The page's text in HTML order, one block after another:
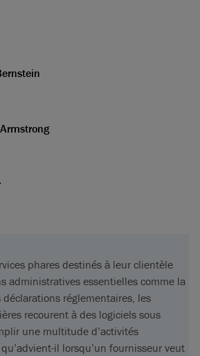
phares destinés à leur clientèle
administratives essentielles comme la
réglementaires, les
recourent à des logiciels sous
une multitude d’activités
il lorsqu’un fournisseur veut